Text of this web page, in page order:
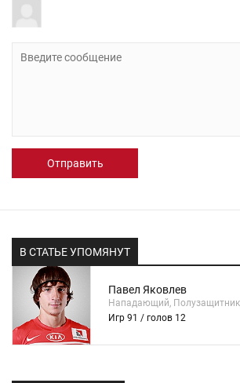
Отправить
В СТАТЬЕ УПОМЯНУТ
Павел Яковлев
Нападающий,
Игр 91 / голов 12